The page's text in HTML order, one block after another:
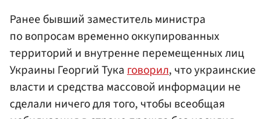
Ранее бывший заместитель министра
по вопросам временно оккупированных
территорий и внутренне перемещенных лиц
Украины Георгий Тука говорил, что украинские
власти и средства массовой информации не
сделали ничего для того, чтобы всеобщая